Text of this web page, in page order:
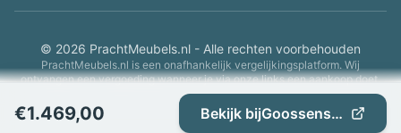
€1.469,00 Bekijk bij Goossenswonen
© 2026 PrachtMeubels.nl - Alle rechten voorbehouden
PrachtMeubels.nl is een onafhankelijk vergelijkingsplatform. Wij
ontvangen een vergoeding wanneer je via onze links een aankoop doet.